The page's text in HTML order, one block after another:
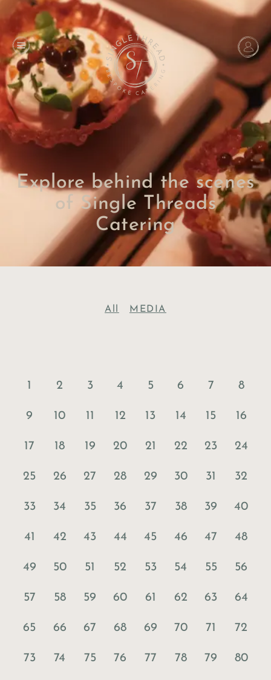
Explore behind the scenes
of Single Threads
Catering
All MEDIA
1 2 3 4 5 6 7 8
9 10 11 12 13 14 15 16
17 18 19 20 21 22 23 24
25 26 27 28 29 30 31 32
33 34 35 36 37 38 39 40
41 42 43 44 45 46 47 48
49 50 51 52 53 54 55 56
57 58 59 60 61 62 63 64
65 66 67 68 69 70 71 72
73 74 75 76 77 78 79 80